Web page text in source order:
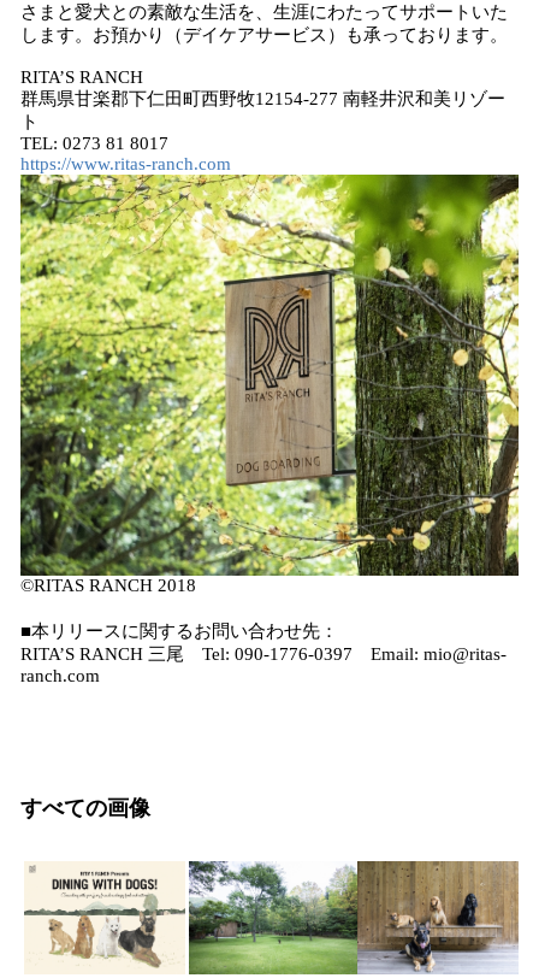
さまと愛犬との素敵な生活を、生涯にわたってサポートいた
します。お預かり（デイケアサービス）も承っております。
RITA’S RANCH
群馬県甘楽郡下仁田町西野牧12154-277 南軽井沢和美リゾー
ト
TEL: 0273 81 8017
https://www.ritas-ranch.com
©RITAS RANCH 2018
■本リリースに関するお問い合わせ先：
RITA’S RANCH 三尾 Tel: 090-1776-0397 Email: mio@ritas-
ranch.com
すべての画像